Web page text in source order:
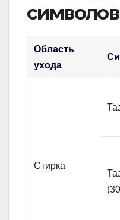
Область
ухода
Стирка